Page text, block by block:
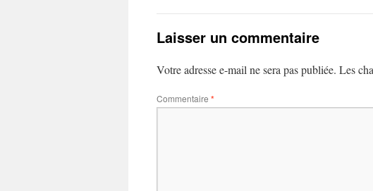
Laisser un commentaire
Votre adresse e-mail ne sera pas publiée. Les
Commentaire *